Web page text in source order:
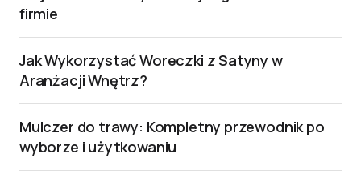
firmie
Jak Wykorzystać Woreczki z Satyny w
Aranżacji Wnętrz?
Mulczer do trawy: Kompletny przewodnik po
wyborze i użytkowaniu